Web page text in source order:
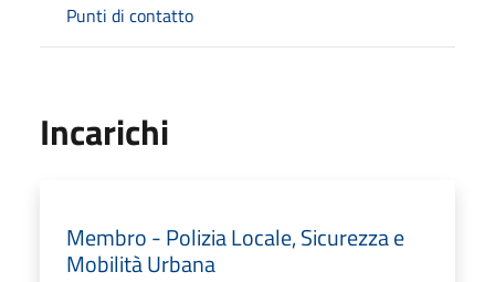
Punti di contatto
Incarichi
Membro - Polizia Locale, Sicurezza e
Mobilità Urbana